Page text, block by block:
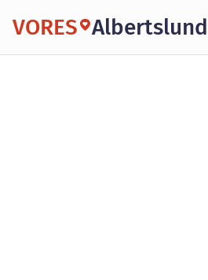
VORES Albertslund